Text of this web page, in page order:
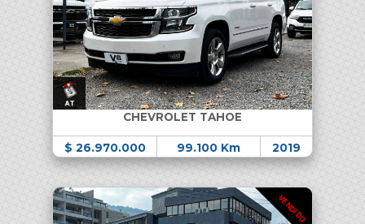
CHEVROLET TAHOE
$ 26.970.000 99.100 Km 2019
VENDIDO